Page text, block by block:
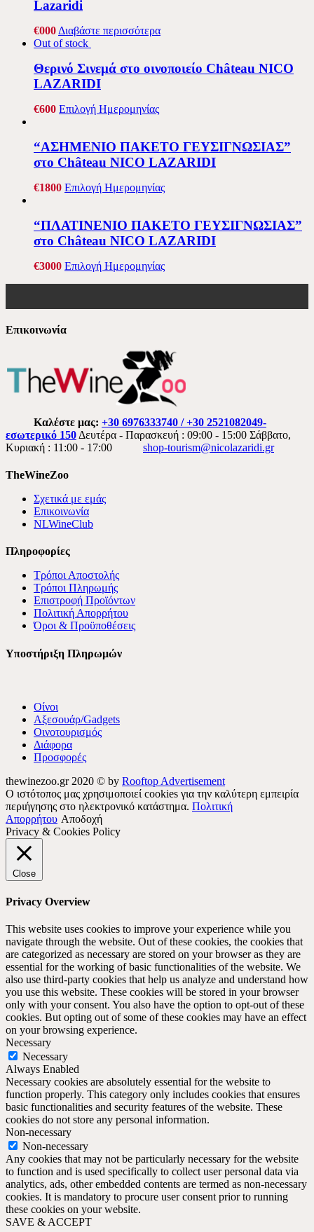
Lazaridi
€000 Διαβάστε περισσότερα
Out of stock
Θερινό Σινεμά στο οινοποιείο Château NICO
LAZARIDI
€600 Επιλογή Ημερομηνίας
“ΑΣΗΜΕΝΙΟ ΠΑΚΕΤΟ ΓΕΥΣΙΓΝΩΣΙΑΣ”
στο Château NICO LAZARIDI
€1800 Επιλογή Ημερομηνίας
“ΠΛΑΤΙΝΕΝΙΟ ΠΑΚΕΤΟ ΓΕΥΣΙΓΝΩΣΙΑΣ”
στο Château NICO LAZARIDI
€3000 Επιλογή Ημερομηνίας
Επικοινωνία
Καλέστε μας: +30 6976333740 / +30 2521082049-
εσωτερικό 150 Δευτέρα - Παρασκευή : 09:00 - 15:00 Σάββατο,
Κυριακή : 11:00 - 17:00
shop-tourism@nicolazaridi.gr
TheWineZoo
Σχετικά με εμάς
Επικοινωνία
NLWineClub
Πληροφορίες
Τρόποι Αποστολής
Τρόποι Πληρωμής
Επιστροφή Προϊόντων
Πολιτική Απορρήτου
Όροι & Προϋποθέσεις
Υποστήριξη Πληρωμών
Οίνοι
Αξεσουάρ/Gadgets
Οινοτουρισμός
Διάφορα
Προσφορές
thewinezoo.gr 2020 © by Rooftop Advertisement
Ο ιστότοπος μας χρησιμοποιεί cookies για την καλύτερη εμπειρία
περιήγησης στο ηλεκτρονικό κατάστημα. Πολιτική
Απορρήτου Αποδοχή
Privacy & Cookies Policy
Close
Privacy Overview
This website uses cookies to improve your experience while you
navigate through the website. Out of these cookies, the cookies that
are categorized as necessary are stored on your browser as they are
essential for the working of basic functionalities of the website. We
also use third-party cookies that help us analyze and understand how
you use this website. These cookies will be stored in your browser
only with your consent. You also have the option to opt-out of these
cookies. But opting out of some of these cookies may have an effect
on your browsing experience.
Necessary
Necessary
Always Enabled
Necessary cookies are absolutely essential for the website to
function properly. This category only includes cookies that ensures
basic functionalities and security features of the website. These
cookies do not store any personal information.
Non-necessary
Non-necessary
Any cookies that may not be particularly necessary for the website
to function and is used specifically to collect user personal data via
analytics, ads, other embedded contents are termed as non-necessary
cookies. It is mandatory to procure user consent prior to running
these cookies on your website.
SAVE & ACCEPT